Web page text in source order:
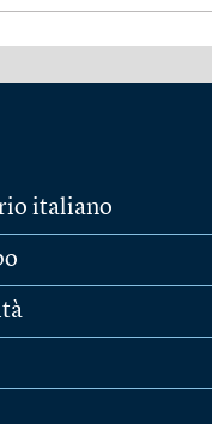
italiano